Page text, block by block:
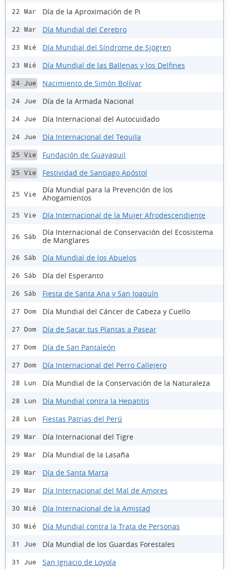
22 Mar Día de la Aproximación de Pi
22 Mar Día Mundial del Cerebro
23 Mié Día Mundial del Síndrome de Sjögren
23 Mié Día Mundial de las Ballenas y los Delfines
24 Jue Nacimiento de Simón Bolívar
24 Jue Día de la Armada Nacional
24 Jue Día Internacional del Autocuidado
24 Jue Día Internacional del Tequila
25 Vie Fundación de Guayaquil
25 Vie Festividad de Santiago Apóstol
25 Vie
Día Mundial para la Prevención de los
Ahogamientos
25 Vie Día Internacional de la Mujer Afrodescendiente
26 Sáb
Día Internacional de Conservación del Ecosistema
de Manglares
26 Sáb Día Mundial de los Abuelos
26 Sáb Día del Esperanto
26 Sáb Fiesta de Santa Ana y San Joaquín
27 Dom Día Mundial del Cáncer de Cabeza y Cuello
27 Dom Día de Sacar tus Plantas a Pasear
27 Dom Día de San Pantaleón
27 Dom Día Internacional del Perro Callejero
28 Lun Día Mundial de la Conservación de la Naturaleza
28 Lun Día Mundial contra la Hepatitis
28 Lun Fiestas Patrias del Perú
29 Mar Día Internacional del Tigre
29 Mar Día Mundial de la Lasaña
29 Mar Día de Santa Marta
29 Mar Día Internacional del Mal de Amores
30 Mié Día Internacional de la Amistad
30 Mié Día Mundial contra la Trata de Personas
31 Jue Día Mundial de los Guardas Forestales
31 Jue San Ignacio de Loyola